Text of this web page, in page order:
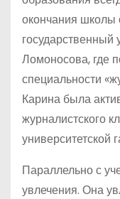
окончания школы
государственный
Ломоносова, где
специальности
Карина была
журналистского
университетской
Параллельно с
увлечения. Она